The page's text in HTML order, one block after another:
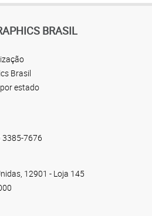
BRASIL
Brasil
estado
3385-7676
12901 - Loja 145